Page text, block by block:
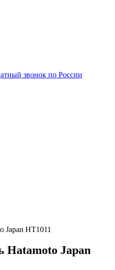
звонок по России
Japan HT1011
Hatamoto Japan